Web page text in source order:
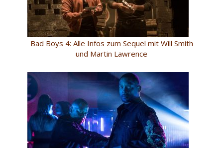
Bad Boys 4: Alle Infos zum Sequel mit Will Smith
und Martin Lawrence